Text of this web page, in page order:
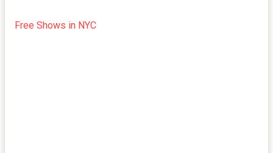
Free Shows in NYC